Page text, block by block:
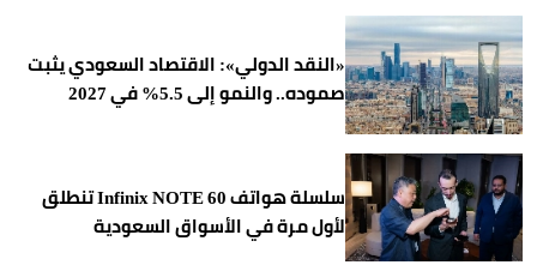
«النقد الدولي»: الاقتصاد السعودي يثبت
صموده.. والنمو إلى 5.5% في 2027
سلسلة هواتف Infinix NOTE 60 تنطلق
لأول مرة في الأسواق السعودية